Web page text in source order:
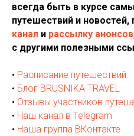
всегда быть в курсе
путешествий и новостей,
канал и рассылку анонсов
с другими полезными
• Расписание путешествий
• Блог BRUSNIKA TRAVEL
• Отзывы участников
• Наш канал в Telegram
• Наша группа ВКонтакте